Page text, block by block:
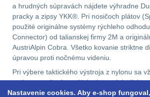
a hrudných súpravách nájdete výhradne
pracky a zipsy YKK®. Pri nosičoch plátov
použité originálne systémy rýchleho
Connector) od talianskej firmy 2M a
AustriAlpin Cobra. Všetko kovanie striktne
úpravou proti nočnému videniu.
Pri výbere taktického výstroja z nylonu sa
razbu a značenie malých plastových
fariem ITW Nexus, Duraflex, Woojin, YKK
Nastavenie cookies. Aby e-shop